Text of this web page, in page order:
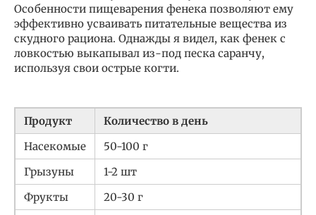
Особенности пищеварения фенека позволяют ему
эффективно усваивать питательные вещества из
скудного рациона. Однажды я видел, как фенек с
ловкостью выкапывал из-под песка саранчу,
используя свои острые когти.
Продукт
Количество в день
Насекомые
50-100 г
Грызуны
1-2 шт
Фрукты
20-30 г